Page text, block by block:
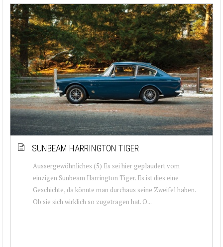
SUNBEAM HARRINGTON TIGER
Aussergewöhnliches (5) Es sei hier geplaudert vom
einzigen Sunbeam Harrington Tiger. Es ist dies eine
Geschichte, da könnte man durchaus seine Zweifel haben.
Ob sie sich wirklich so zugetragen hat. O...